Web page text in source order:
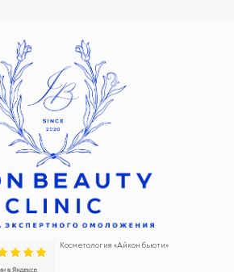
Косметология «Айкон бьюти»